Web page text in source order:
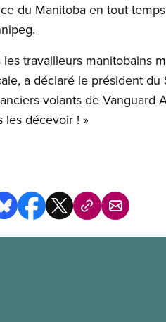
du Manitoba en tout
les travailleurs manitobains
a déclaré le président du
volants de Vanguard
les décevoir ! »